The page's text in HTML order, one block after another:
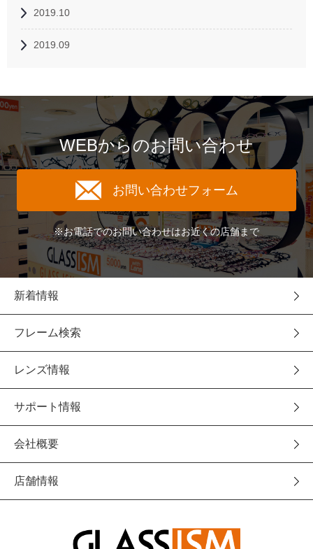
2019.10
2019.09
WEBからのお問い合わせ
お問い合わせフォーム
※お電話でのお問い合わせはお近くの店舗まで
新着情報
フレーム検索
レンズ情報
サポート情報
会社概要
店舗情報